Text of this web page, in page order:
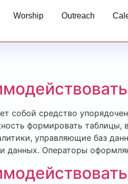
Worship Outreach
собой средство
формировать таблицы,
управляющие баз
данных. Операторы